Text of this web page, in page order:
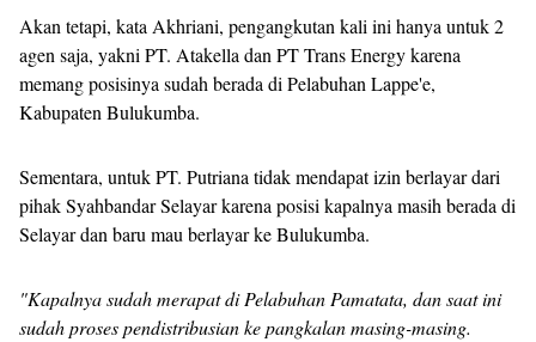
Akan tetapi, kata Akhriani, pengangkutan kali ini hanya untuk 2
agen saja, yakni PT. Atakella dan PT Trans Energy karena
memang posisinya sudah berada di Pelabuhan Lappe'e,
Kabupaten Bulukumba.
Sementara, untuk PT. Putriana tidak mendapat izin berlayar dari
pihak Syahbandar Selayar karena posisi kapalnya masih berada di
Selayar dan baru mau berlayar ke Bulukumba.
"Kapalnya sudah merapat di Pelabuhan Pamatata, dan saat ini
sudah proses pendistribusian ke pangkalan masing-masing.